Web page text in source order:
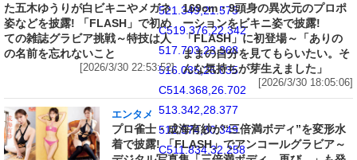
521.349,21.575
C519.376,22.342
517.703,23.368
516.035,25.035
C514.368,26.702
513.342,28.377
512.574,30.349
C511.834,32.258
た五木ゆうりが白ビキニやメガネ
姿などを披露! 「FLASH」で初め
ての雑誌グラビア挑戦～特技は人
の名前を忘れないこと
[2026/3/30 22:53:52]
169cm・9頭身の異次元のプロポ
ーションをビキニ姿で披露!
「FLASH」に初登場～「ありの
ままの自分を見てもらいたい。そ
んな気持ちが芽生えました」
[2026/3/30 18:05:06]
エンタメ
プロ雀士・成海有紗が“三倍満ボディ”を変形水
着で披露! 「FLASH」でアンコールグラビア～